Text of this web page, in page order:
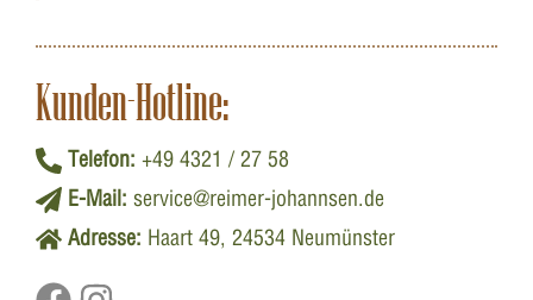
Kunden-Hotline:
Telefon: +49 4321 / 27 58
E-Mail: service@reimer-johannsen.de
Adresse: Haart 49, 24534 Neumünster